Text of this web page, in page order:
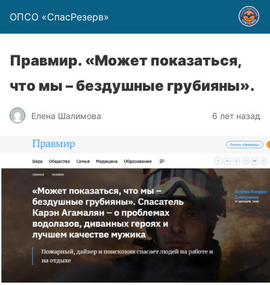
ОПСО «СпасРезерв»
Правмир. «Может показаться,
что мы – бездушные грубияны».
Елена Шалимова 6 лет назад